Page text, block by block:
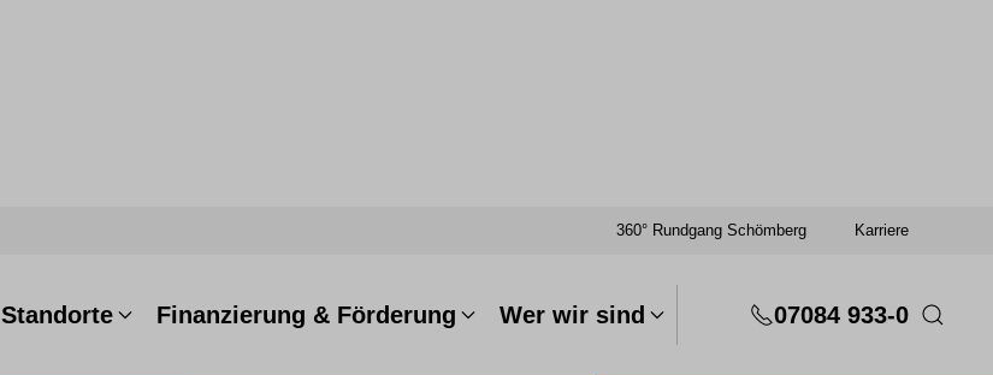
360° Rundgang Schömberg Karriere
Standorte Finanzierung & Förderung Wer wir sind 07084 933-0